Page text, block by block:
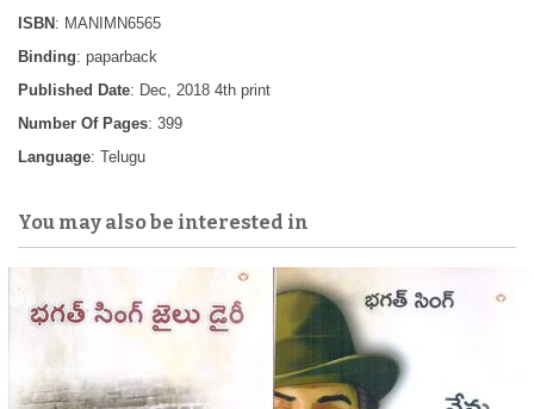
ISBN : MANIMN6565
Binding: paparback
Published Date: Dec, 2018 4th print
Number Of Pages: 399
Language: Telugu
You may also be interested in